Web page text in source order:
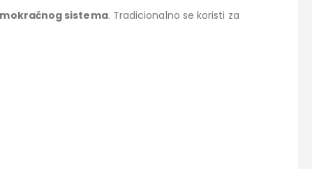
sistema. Tradicionalno se koristi za